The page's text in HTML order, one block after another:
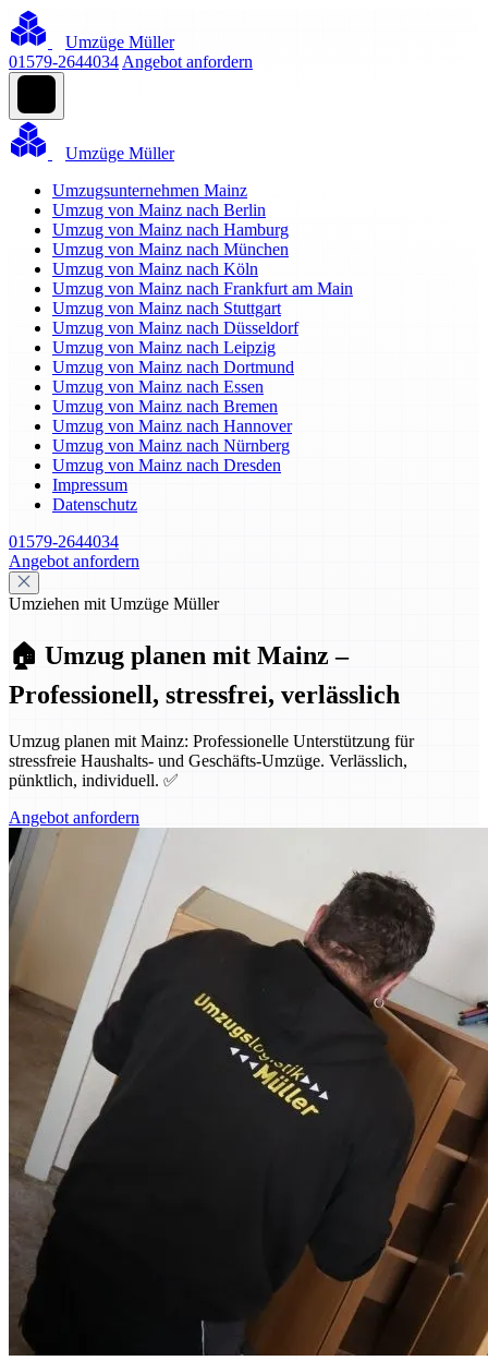
Umzüge Müller
01579-2644034 Angebot anfordern
Umzüge Müller
Umzugsunternehmen Mainz
Umzug von Mainz nach Berlin
Umzug von Mainz nach Hamburg
Umzug von Mainz nach München
Umzug von Mainz nach Köln
Umzug von Mainz nach Frankfurt am Main
Umzug von Mainz nach Stuttgart
Umzug von Mainz nach Düsseldorf
Umzug von Mainz nach Leipzig
Umzug von Mainz nach Dortmund
Umzug von Mainz nach Essen
Umzug von Mainz nach Bremen
Umzug von Mainz nach Hannover
Umzug von Mainz nach Nürnberg
Umzug von Mainz nach Dresden
Impressum
Datenschutz
01579-2644034
Angebot anfordern
Umziehen mit Umzüge Müller
🏠 Umzug planen mit Mainz –
Professionell, stressfrei, verlässlich
Umzug planen mit Mainz: Professionelle Unterstützung für
stressfreie Haushalts- und Geschäfts-Umzüge. Verlässlich,
pünktlich, individuell. ✅
Angebot anfordern